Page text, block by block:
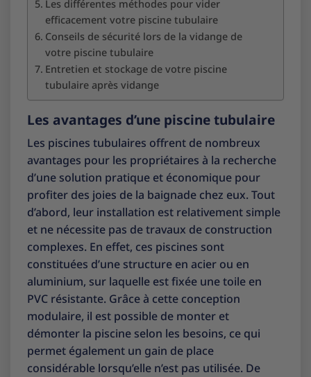
Les différentes méthodes pour vider
efficacement votre piscine tubulaire
Conseils de sécurité lors de la vidange de
votre piscine tubulaire
Entretien et stockage de votre piscine
tubulaire après vidange
Les avantages d’une piscine tubulaire
Les piscines tubulaires offrent de nombreux
avantages pour les propriétaires à la recherche
d’une solution pratique et économique pour
profiter des joies de la baignade chez eux. Tout
d’abord, leur installation est relativement simple
et ne nécessite pas de travaux de construction
complexes. En effet, ces piscines sont
constituées d’une structure en acier ou en
aluminium, sur laquelle est fixée une toile en
PVC résistante. Grâce à cette conception
modulaire, il est possible de monter et
démonter la piscine selon les besoins, ce qui
permet également un gain de place
considérable lorsqu’elle n’est pas utilisée. De